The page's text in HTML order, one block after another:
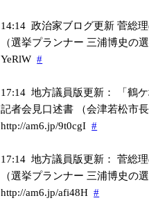
14:14 政治家ブログ更新 菅総
（選挙プランナー 三浦博史の
YeRlW #
17:14 地方議員版更新： 「鶴
記者会見口述書 （会津若松市
http://am6.jp/9t0cgI #
17:14 地方議員版更新： 菅総
（選挙プランナー 三浦博史の
http://am6.jp/afi48H #